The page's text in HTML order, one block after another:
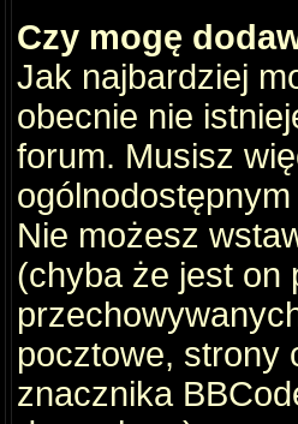
Czy mogę
Jak najbardziej
obecnie nie
forum. Musisz
Nie możesz
(chyba że jest on
pocztowe, strony
znacznika